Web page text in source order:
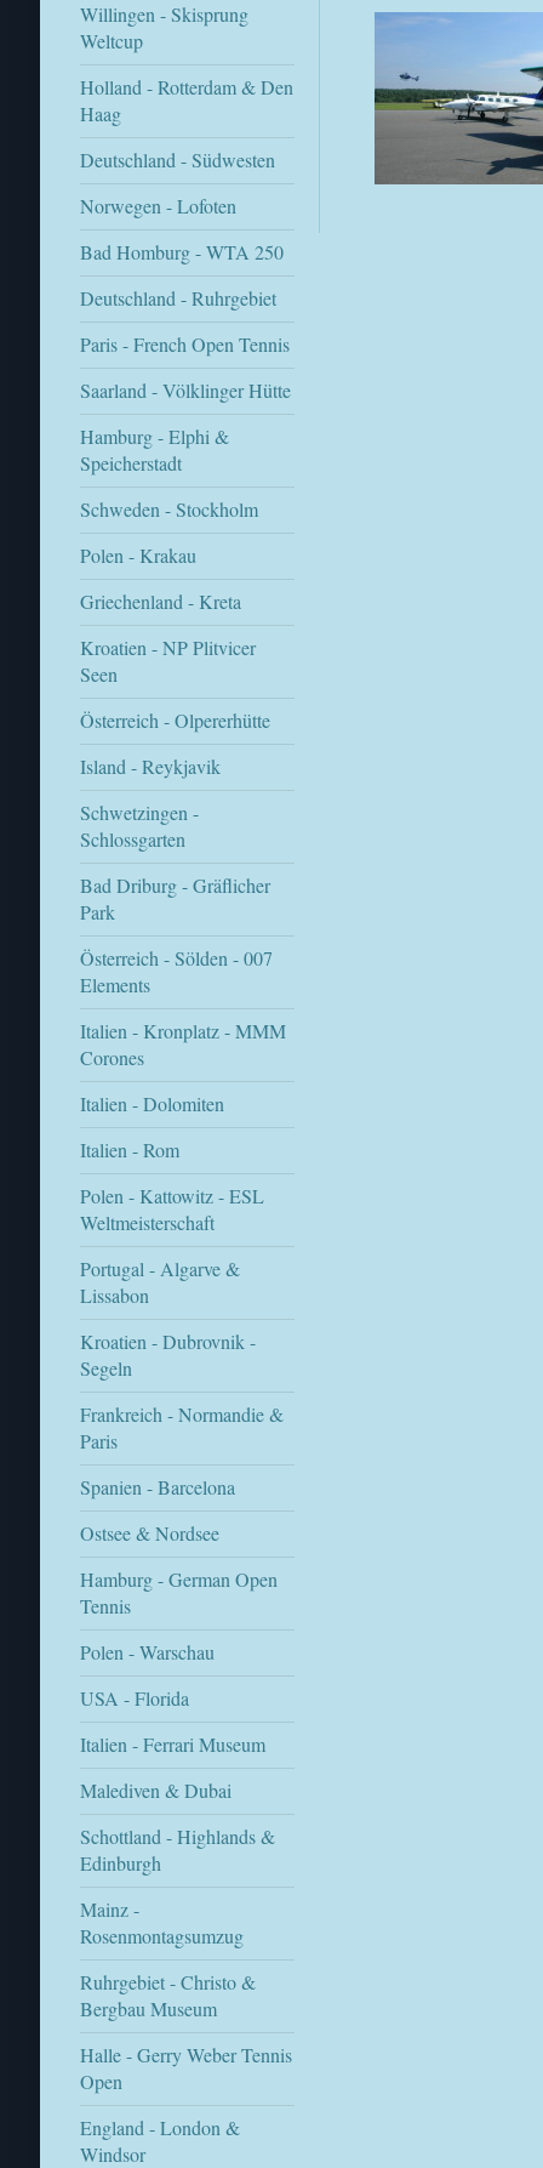
Willingen - Skisprung
Weltcup
Holland - Rotterdam & Den
Haag
Deutschland - Südwesten
Norwegen - Lofoten
Bad Homburg - WTA 250
Deutschland - Ruhrgebiet
Paris - French Open Tennis
Saarland - Völklinger Hütte
Hamburg - Elphi &
Speicherstadt
Schweden - Stockholm
Polen - Krakau
Griechenland - Kreta
Kroatien - NP Plitvicer
Seen
Österreich - Olpererhütte
Island - Reykjavik
Schwetzingen -
Schlossgarten
Bad Driburg - Gräflicher
Park
Österreich - Sölden - 007
Elements
Italien - Kronplatz - MMM
Corones
Italien - Dolomiten
Italien - Rom
Polen - Kattowitz - ESL
Weltmeisterschaft
Portugal - Algarve &
Lissabon
Kroatien - Dubrovnik -
Segeln
Frankreich - Normandie &
Paris
Spanien - Barcelona
Ostsee & Nordsee
Hamburg - German Open
Tennis
Polen - Warschau
USA - Florida
Italien - Ferrari Museum
Malediven & Dubai
Schottland - Highlands &
Edinburgh
Mainz -
Rosenmontagsumzug
Ruhrgebiet - Christo &
Bergbau Museum
Halle - Gerry Weber Tennis
Open
England - London &
Windsor